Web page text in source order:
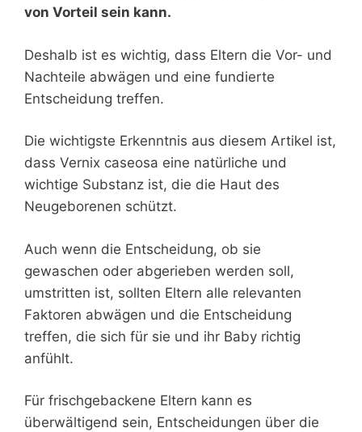
von Vorteil sein kann.
Deshalb ist es wichtig, dass Eltern die Vor- und
Nachteile abwägen und eine fundierte
Entscheidung treffen.
Die wichtigste Erkenntnis aus diesem Artikel ist,
dass Vernix caseosa eine natürliche und
wichtige Substanz ist, die die Haut des
Neugeborenen schützt.
Auch wenn die Entscheidung, ob sie
gewaschen oder abgerieben werden soll,
umstritten ist, sollten Eltern alle relevanten
Faktoren abwägen und die Entscheidung
treffen, die sich für sie und ihr Baby richtig
anfühlt.
Für frischgebackene Eltern kann es
überwältigend sein, Entscheidungen über die